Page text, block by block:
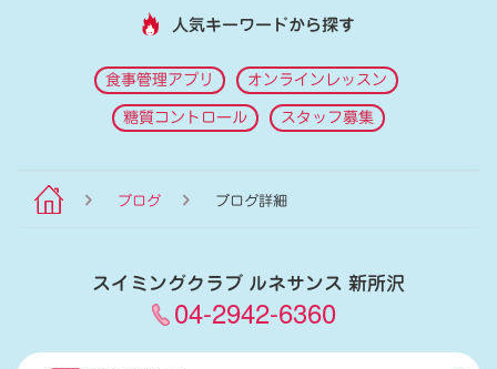
人気キーワードから探す
食事管理アプリ オンラインレッスン
糖質コントロール スタッフ募集
ブログ ブログ詳細
スイミングクラブ ルネサンス 新所沢
04-2942-6360